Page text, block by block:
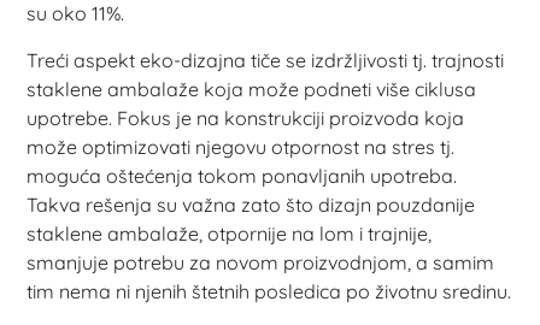
su oko 11%.
Treći aspekt eko-dizajna tiče se izdržljivosti tj. trajnosti
staklene ambalaže koja može podneti više ciklusa
upotrebe. Fokus je na konstrukciji proizvoda koja
može optimizovati njegovu otpornost na stres tj.
moguća oštećenja tokom ponavljanih upotreba.
Takva rešenja su važna zato što dizajn pouzdanije
staklene ambalaže, otpornije na lom i trajnije,
smanjuje potrebu za novom proizvodnjom, a samim
tim nema ni njenih štetnih posledica po životnu sredinu.